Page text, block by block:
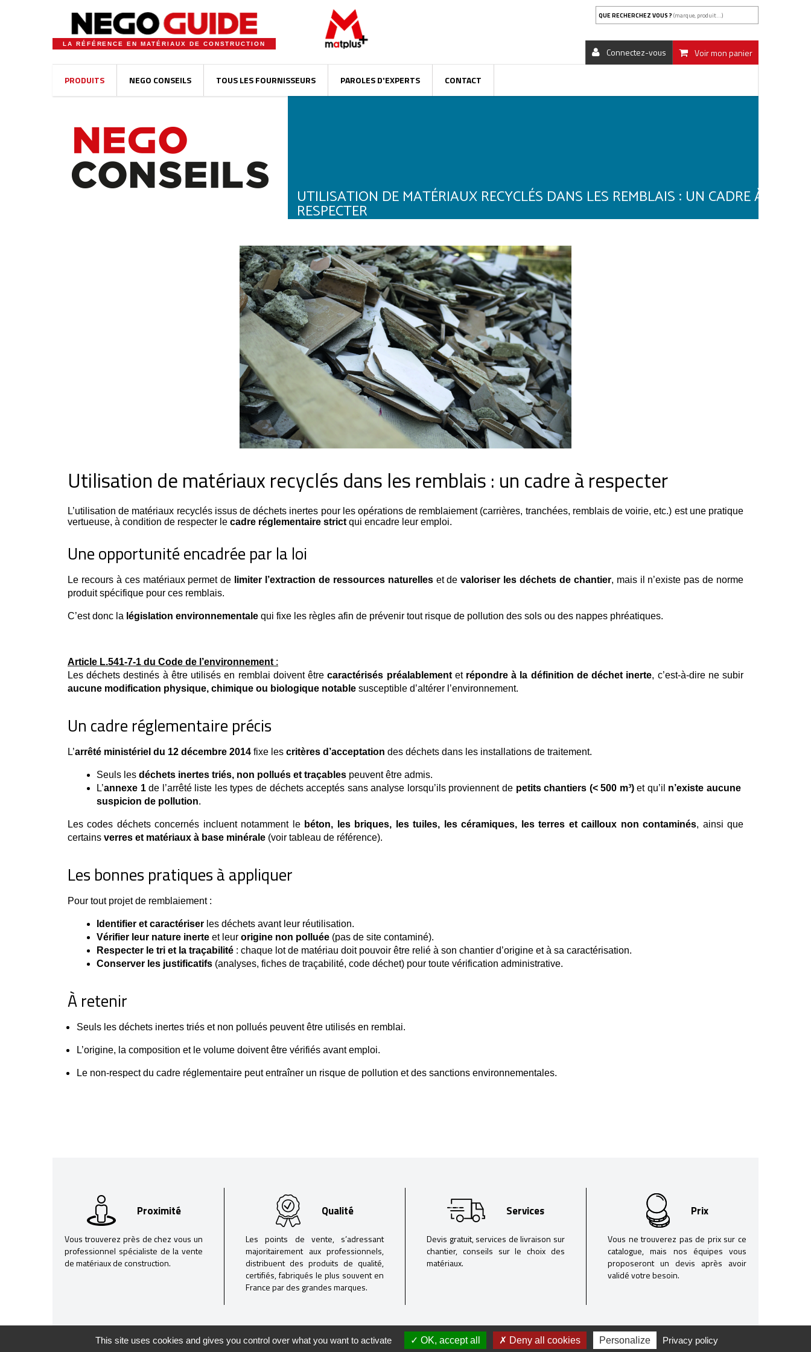
LA RÉFÉRENCE EN MATÉRIAUX DE CONSTRUCTION
QUE RECHERCHEZ VOUS ? (marque, produit...)
Voir mon panier
Connectez-vous
PRODUITS NEGO CONSEILS TOUS LES FOURNISSEURS PAROLES D'EXPERTS CONTACT
UTILISATION DE MATÉRIAUX RECYCLÉS DANS LES REMBLAIS : UN CADRE À
RESPECTER
Utilisation de matériaux recyclés dans les remblais : un cadre à respecter
L’utilisation de matériaux recyclés issus de déchets inertes pour les opérations de remblaiement (carrières, tranchées, remblais de voirie, etc.) est une pratique
vertueuse, à condition de respecter le cadre réglementaire strict qui encadre leur emploi.
Une opportunité encadrée par la loi
Le recours à ces matériaux permet de limiter l’extraction de ressources naturelles et de valoriser les déchets de chantier, mais il n’existe pas de norme
produit spécifique pour ces remblais.
C’est donc la législation environnementale qui fixe les règles afin de prévenir tout risque de pollution des sols ou des nappes phréatiques.
Article L.541-7-1 du Code de l’environnement :
Les déchets destinés à être utilisés en remblai doivent êtrecaractérisés préalablementet répondre à la définition de déchet inerte, c’est-à-dire ne subir
aucune modification physique, chimique ou biologique notable susceptible d’altérer l’environnement.
Un cadre réglementaire précis
L’arrêté ministériel du 12 décembre 2014 fixe les critères d’acceptation des déchets dans les installations de traitement.
Seuls les déchets inertes triés, non pollués et traçables peuvent être admis.
L’annexe 1 de l’arrêté liste les types de déchets acceptés sans analyse lorsqu’ils proviennent de petits chantiers (< 500 m³) et qu’il n’existe aucune
suspicion de pollution.
Les codes déchets concernés incluent notamment le béton, les briques, les tuiles, les céramiques, les terres et cailloux non contaminés, ainsi que
certains verres et matériaux à base minérale (voir tableau de référence).
Les bonnes pratiques à appliquer
Pour tout projet de remblaiement :
Identifier et caractériser les déchets avant leur réutilisation.
Vérifier leur nature inerte et leur origine non polluée (pas de site contaminé).
Respecter le tri et la traçabilité : chaque lot de matériau doit pouvoir être relié à son chantier d’origine et à sa caractérisation.
Conserver les justificatifs (analyses, fiches de traçabilité, code déchet) pour toute vérification administrative.
À retenir
Seuls les déchets inertes triés et non pollués peuvent être utilisés en remblai.
L’origine, la composition et le volume doivent être vérifiés avant emploi.
Le non-respect du cadre réglementaire peut entraîner un risque de pollution et des sanctions environnementales.
Proximité
Vous trouverez près de chez vous un
professionnel spécialiste de la vente
de matériaux de construction.
Qualité
Les points de vente, s’adressant
majoritairement aux professionnels,
distribuent des produits de qualité,
certifiés, fabriqués le plus souvent en
France par des grandes marques.
Services
Devis gratuit, services de livraison sur
chantier, conseils sur le choix des
matériaux.
Prix
Vous ne trouverez pas de prix sur ce
catalogue, mais nos équipes vous
proposeront un devis après avoir
validé votre besoin.
@ Negoguide - 2020 -Mentions légales-Politique de confidentialité- Réalisation RÉVÉLATIONS
This site uses cookies and gives you control over what you want to activate OK, accept all Deny all cookies Personalize Privacy policy